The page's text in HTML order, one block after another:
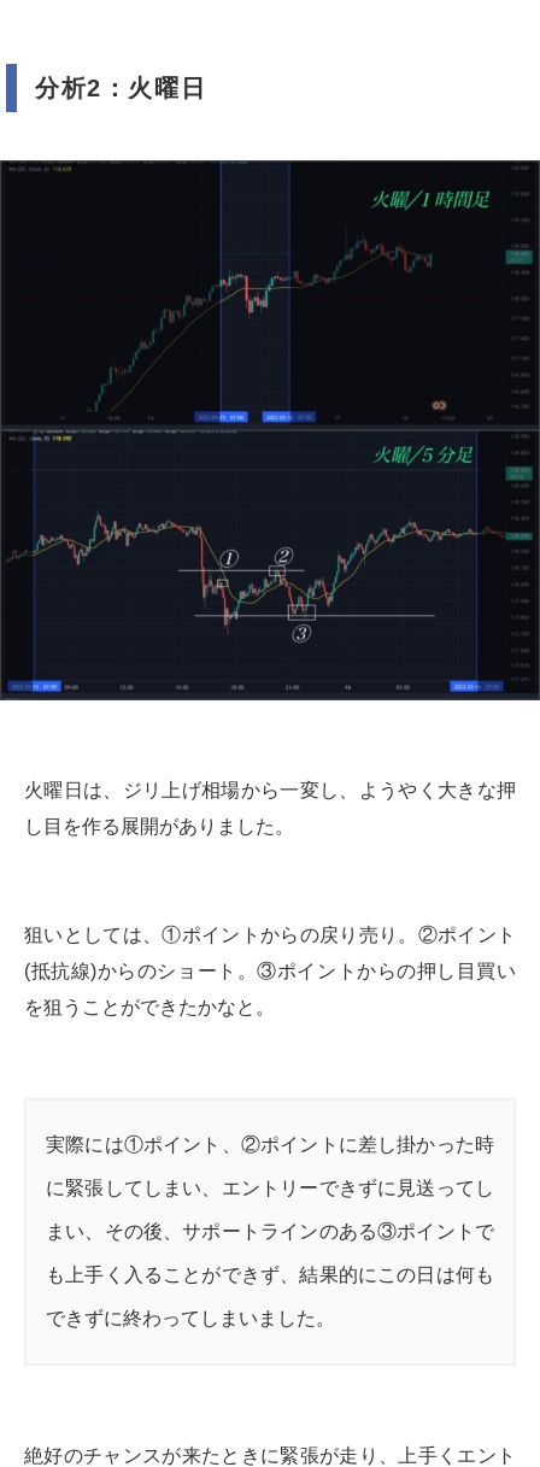
分析2：火曜日
火曜日は、ジリ上げ相場から一変し、ようやく大きな押
し目を作る展開がありました。
狙いとしては、①ポイントからの戻り売り。②ポイント
(抵抗線)からのショート。③ポイントからの押し目買い
を狙うことができたかなと。
実際には①ポイント、②ポイントに差し掛かった時
に緊張してしまい、エントリーできずに見送ってし
まい、その後、サポートラインのある③ポイントで
も上手く入ることができず、結果的にこの日は何も
できずに終わってしまいました。
絶好のチャンスが来たときに緊張が走り、上手くエント